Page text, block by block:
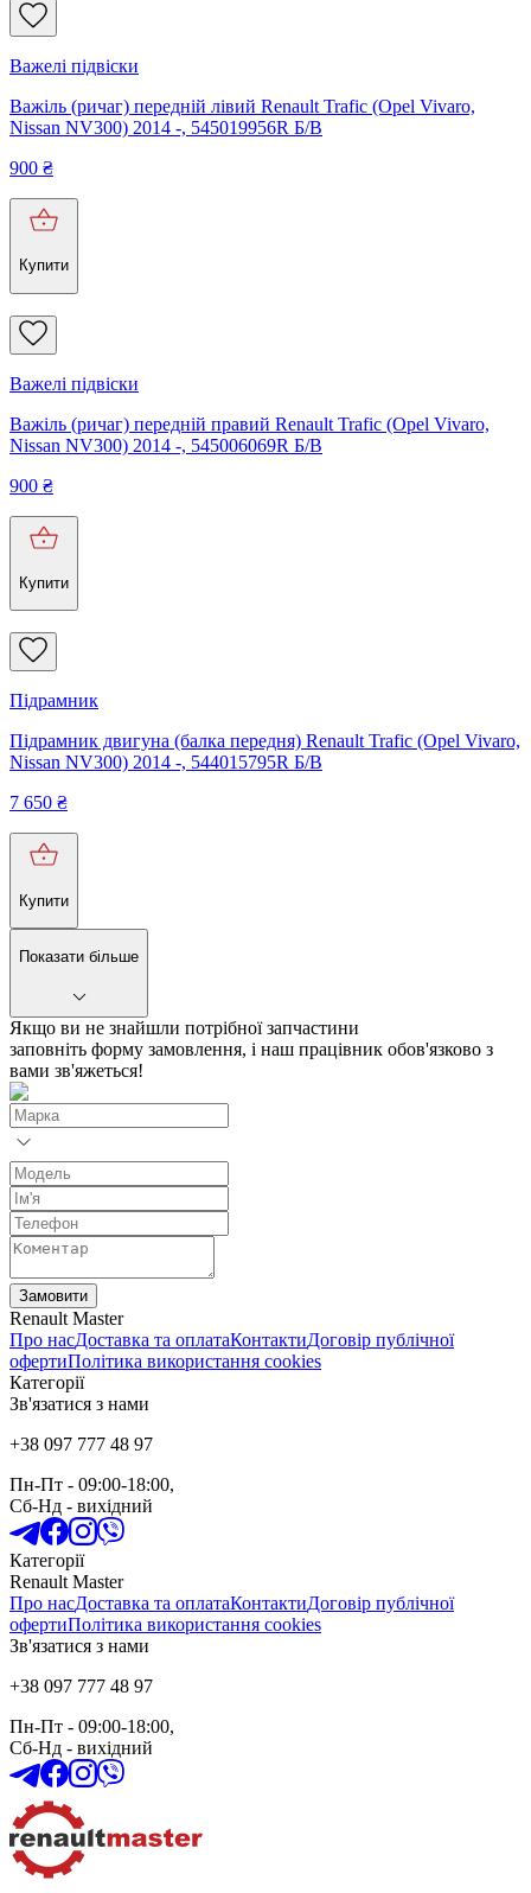
Важелі підвіски
Важіль (ричаг) передній лівий Renault Trafic (Opel Vivaro,
Nissan NV300) 2014 -, 545019956R Б/В
900 ₴
Купити
Важелі підвіски
Важіль (ричаг) передній правий Renault Trafic (Opel Vivaro,
Nissan NV300) 2014 -, 545006069R Б/В
900 ₴
Купити
Підрамник
Підрамник двигуна (балка передня) Renault Trafic (Opel Vivaro,
Nissan NV300) 2014 -, 544015795R Б/В
7 650 ₴
Купити
Показати більше
Якщо ви не знайшли потрібної запчастини
заповніть форму замовлення, і наш працівник обов'язково з
вами зв'яжеться!
Замовити
Renault Master
Про насДоставка та оплатаКонтактиДоговір публічної
офертиПолітика використання cookies
Категорії
Зв'язатися з нами
+38 097 777 48 97
Пн-Пт - 09:00-18:00,
Сб-Нд - вихідний
Категорії
Renault Master
Про насДоставка та оплатаКонтактиДоговір публічної
офертиПолітика використання cookies
Зв'язатися з нами
+38 097 777 48 97
Пн-Пт - 09:00-18:00,
Сб-Нд - вихідний